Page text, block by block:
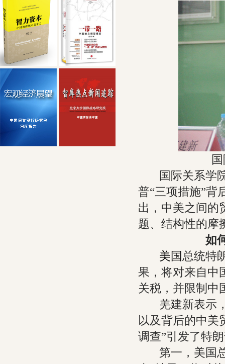
国际关系学院
普“三项措施”背
出，中美之间的
题、结构性的摩
如
美国总统特
果，将对来自中
关税，并限制中
羌建新表示，
以及背后的中美
调查”引发了特
第一，美国总